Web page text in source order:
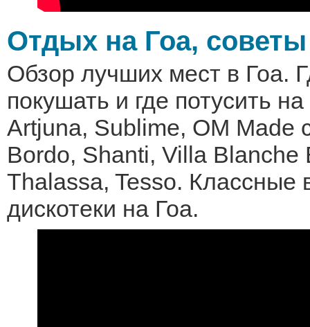
Отдых на Гоа,
Обзор лучших мест в Гоа.
покушать и где потусить
Artjuna, Sublime, OM Made
Bordo, Shanti, Villa Blanche
Thalassa, Tesso. Классные
дискотеки на Гоа.